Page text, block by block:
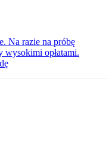
Na razie na próbę
wysokimi opłatami.